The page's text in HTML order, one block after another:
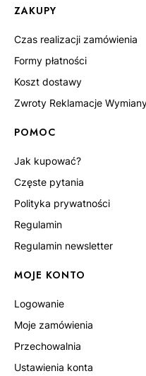
Linki w stopce
ZAKUPY
Czas realizacji zamówienia
Formy płatności
Koszt dostawy
Zwroty Reklamacje
POMOC
Jak kupować?
Częste pytania
Polityka prywatności
Regulamin
Regulamin newsletter
MOJE KONTO
Logowanie
Moje zamówienia
Przechowalnia
Ustawienia konta